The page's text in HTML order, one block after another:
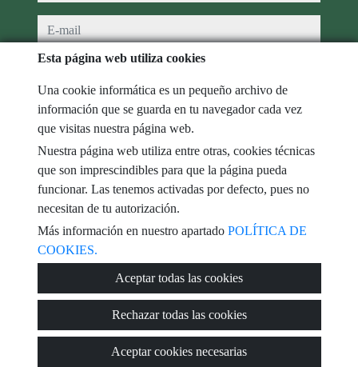
e-mail
mensaje
Captcha
Enviar
DHR Servicios Inmobiliarios· Política de privacidad
Esta página web utiliza cookies
Una cookie informática es un pequeño archivo de
información que se guarda en tu navegador cada vez
que visitas nuestra página web.
Nuestra página web utiliza entre otras, cookies técnicas
que son imprescindibles para que la página pueda
funcionar. Las tenemos activadas por defecto, pues no
necesitan de tu autorización.
Más información en nuestro apartado POLÍTICA DE
COOKIES.
Aceptar todas las cookies
Rechazar todas las cookies
Aceptar cookies necesarias